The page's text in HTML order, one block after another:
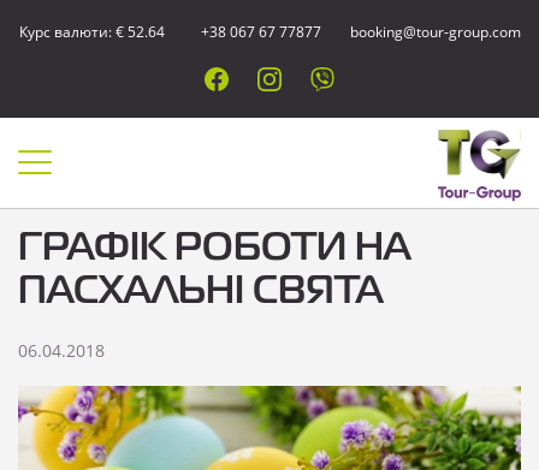
Курс валюти: € 52.64 +38 067 67 77877 booking@tour-group.com
ГРАФІК РОБОТИ НА
ПАСХАЛЬНІ СВЯТА
06.04.2018